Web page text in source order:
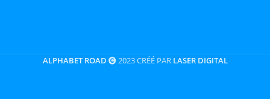
ALPHABET ROAD 2023 CRÉÉ PAR LASER DIGITAL